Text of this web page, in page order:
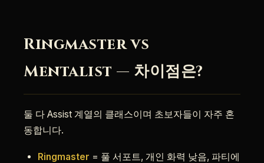
Ringmaster vs
Mentalist — 차이점은?
둘 다 Assist 계열의 클래스이며 초보자들이 자주 혼
동합니다.
Ringmaster = 풀 서포트, 개인 화력 낮음, 파티에